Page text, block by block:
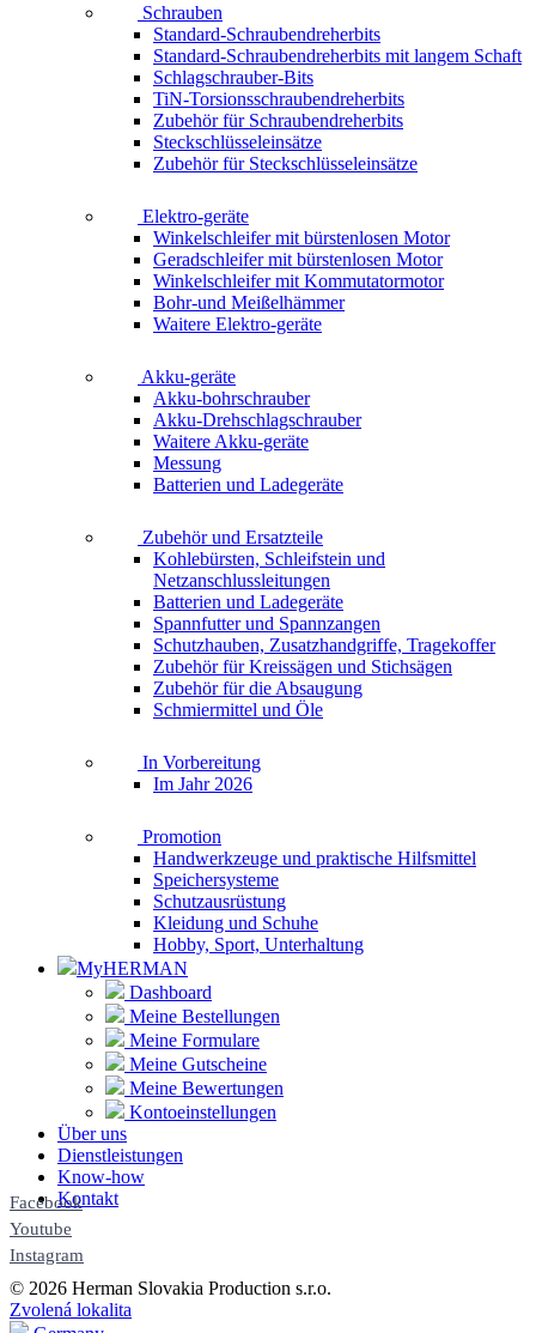
Schrauben
Standard-Schraubendreherbits
Standard-Schraubendreherbits mit langem Schaft
Schlagschrauber-Bits
TiN-Torsionsschraubendreherbits
Zubehör für Schraubendreherbits
Steckschlüsseleinsätze
Zubehör für Steckschlüsseleinsätze
Elektro-geräte
Winkelschleifer mit bürstenlosen Motor
Geradschleifer mit bürstenlosen Motor
Winkelschleifer mit Kommutatormotor
Bohr-und Meißelhämmer
Waitere Elektro-geräte
Akku-geräte
Akku-bohrschrauber
Akku-Drehschlagschrauber
Waitere Akku-geräte
Messung
Batterien und Ladegeräte
Zubehör und Ersatzteile
Kohlebürsten, Schleifstein und
Netzanschlussleitungen
Batterien und Ladegeräte
Spannfutter und Spannzangen
Schutzhauben, Zusatzhandgriffe, Tragekoffer
Zubehör für Kreissägen und Stichsägen
Zubehör für die Absaugung
Schmiermittel und Öle
In Vorbereitung
Im Jahr 2026
Promotion
Handwerkzeuge und praktische Hilfsmittel
Speichersysteme
Schutzausrüstung
Kleidung und Schuhe
Hobby, Sport, Unterhaltung
MyHERMAN
Dashboard
Meine Bestellungen
Meine Formulare
Meine Gutscheine
Meine Bewertungen
Kontoeinstellungen
Über uns
Dienstleistungen
Know-how
Kontakt
Facebook
Youtube
Instagram
© 2026 Herman Slovakia Production s.r.o.
Zvolená lokalita